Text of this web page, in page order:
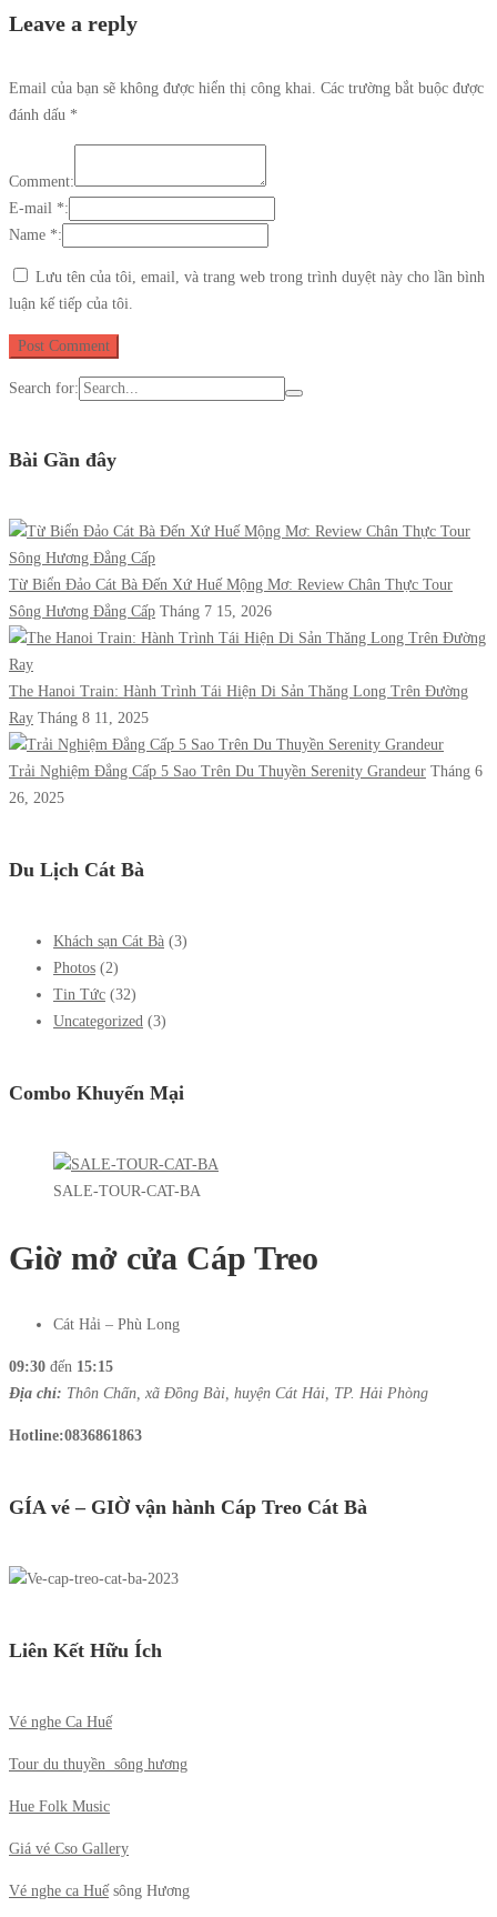
Leave a reply
Email của bạn sẽ không được hiển thị công khai. Các trường bắt buộc được
đánh dấu *
Comment:
E-mail *:
Name *:
Lưu tên của tôi, email, và trang web trong trình duyệt này cho lần bình
luận kế tiếp của tôi.
Search for:
Bài Gần đây
Từ Biển Đảo Cát Bà Đến Xứ Huế Mộng Mơ: Review Chân Thực Tour
Sông Hương Đẳng Cấp Tháng 7 15, 2026
The Hanoi Train: Hành Trình Tái Hiện Di Sản Thăng Long Trên Đường
Ray Tháng 8 11, 2025
Trải Nghiệm Đẳng Cấp 5 Sao Trên Du Thuyền Serenity Grandeur Tháng 6
26, 2025
Du Lịch Cát Bà
Khách sạn Cát Bà (3)
Photos (2)
Tin Tức (32)
Uncategorized (3)
Combo Khuyến Mại
SALE-TOUR-CAT-BA
Giờ mở cửa Cáp Treo
Cát Hải – Phù Long
09:30 đến 15:15
Địa chỉ: Thôn Chấn, xã Đồng Bài, huyện Cát Hải, TP. Hải Phòng
Hotline:0836861863
GÍA vé – GIỜ vận hành Cáp Treo Cát Bà
Liên Kết Hữu Ích
Vé nghe Ca Huế
Tour du thuyền sông hương
Hue Folk Music
Giá vé Cso Gallery
Vé nghe ca Huế sông Hương